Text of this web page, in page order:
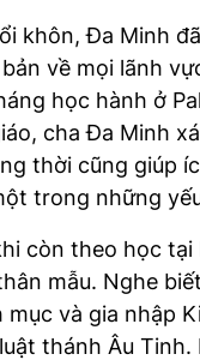
khôn, Đa Minh
về mọi lãnh
học hành ở
cha Đa Minh
thời cũng giúp
trong những
còn theo học tại
mẫu. Nghe
và gia nhập
thánh Âu